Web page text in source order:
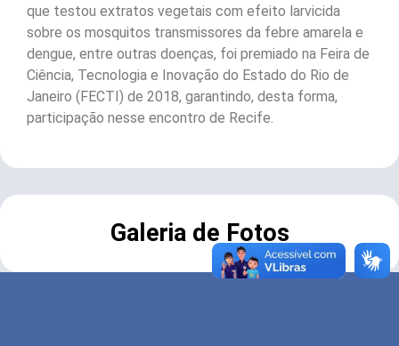
que testou extratos vegetais com efeito larvicida
sobre os mosquitos transmissores da febre amarela e
dengue, entre outras doenças, foi premiado na Feira de
Ciência, Tecnologia e Inovação do Estado do Rio de
Janeiro (FECTI) de 2018, garantindo, desta forma,
participação nesse encontro de Recife.
Galeria de Fotos